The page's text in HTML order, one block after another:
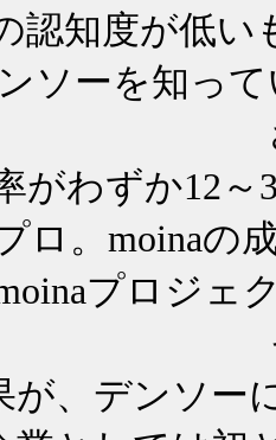
認知度が低い
ソーを知っ
がわずか12
ロ。moinaの
プロジェ
が、デンソー